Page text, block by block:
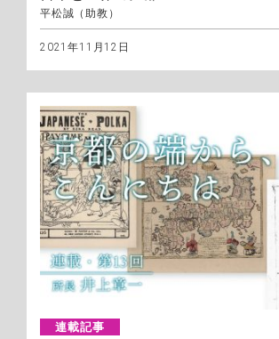
平松誠（助教）
2021年11月12日
連載記事